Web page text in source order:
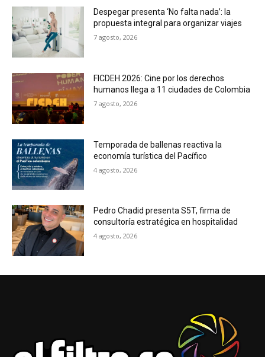
Despegar presenta ‘No falta nada’: la
propuesta integral para organizar viajes
7 agosto, 2026
FICDEH 2026: Cine por los derechos
humanos llega a 11 ciudades de Colombia
7 agosto, 2026
Temporada de ballenas reactiva la
economía turística del Pacífico
4 agosto, 2026
Pedro Chadid presenta S5T, firma de
consultoría estratégica en hospitalidad
4 agosto, 2026